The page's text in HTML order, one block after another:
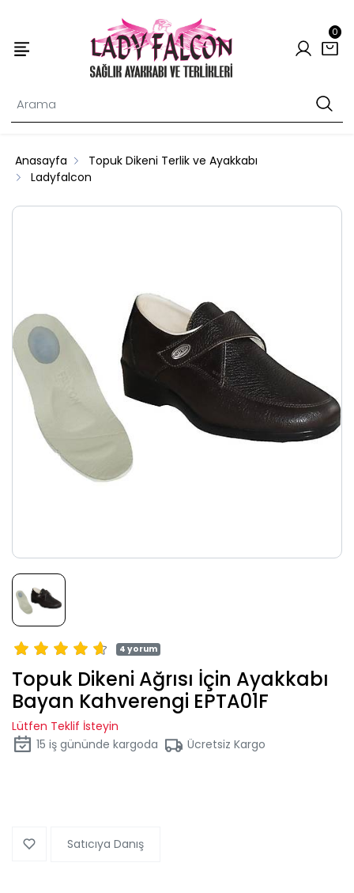
0
Anasayfa
Topuk Dikeni Terlik ve Ayakkabı
Ladyfalcon
4 yorum
Topuk Dikeni Ağrısı İçin Ayakkabı
Bayan Kahverengi EPTA01F
Lütfen Teklif İsteyin
15 iş gününde kargoda Ücretsiz Kargo
Satıcıya Danış